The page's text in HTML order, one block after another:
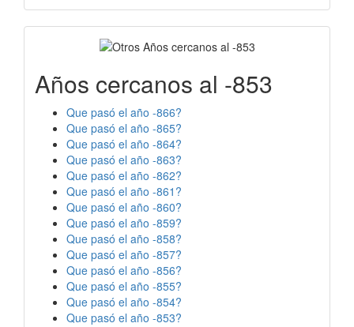
Años cercanos al -853
Que pasó el año -866?
Que pasó el año -865?
Que pasó el año -864?
Que pasó el año -863?
Que pasó el año -862?
Que pasó el año -861?
Que pasó el año -860?
Que pasó el año -859?
Que pasó el año -858?
Que pasó el año -857?
Que pasó el año -856?
Que pasó el año -855?
Que pasó el año -854?
Que pasó el año -853?